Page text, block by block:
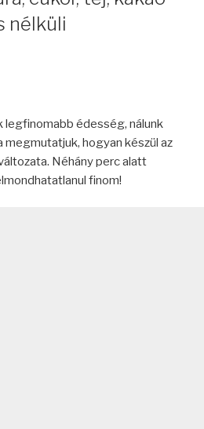
nélküli
legfinomabb édesség, nálunk
megmutatjuk, hogyan készül az
Néhány perc alatt
finom!